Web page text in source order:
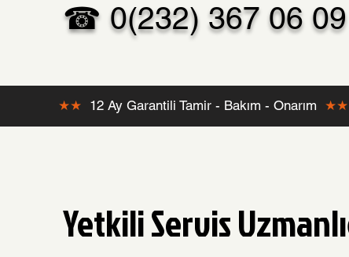
☎ 0(232) 367 06 09
★★ 12 Ay Garantili Tamir - Bakım - Onarım ★★
Yetkili Servis